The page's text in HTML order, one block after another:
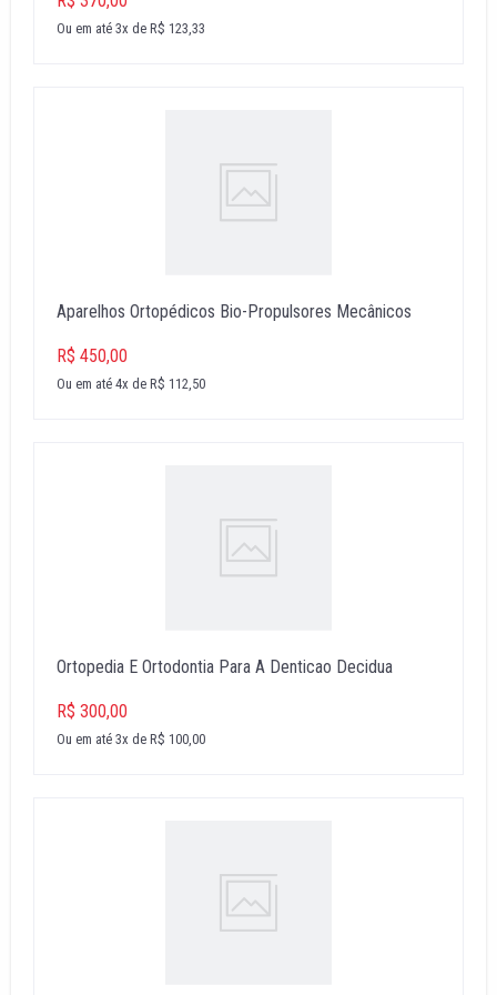
Ou em até 3x de R$ 123,33
Aparelhos Ortopédicos Bio-Propulsores Mecânicos
R$ 450,00
Ou em até 4x de R$ 112,50
Ortopedia E Ortodontia Para A Denticao Decidua
R$ 300,00
Ou em até 3x de R$ 100,00